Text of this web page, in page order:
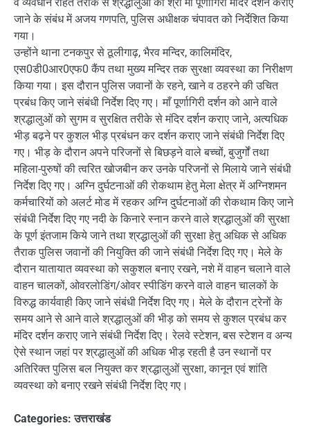
जाने के संबंध में अजय गणपति, पुलिस अधीक्षक चंपावत को निर्देशित किया
गया।
उन्होंने थाना टनकपुर से ठूलीगाढ़, भैरव मन्दिर, कालिमंदिर,
एस0डी0आर0एफ0 कैंप तथा मुख्य मन्दिर तक सुरक्षा व्यवस्था का निरीक्षण
किया गया। इस दौरान पुलिस जवानों के रहने, खाने व ठहरने की उचित
प्रबंध किए जाने संबंधी निर्देश दिए गए। माँ पूर्णागिरी दर्शन को आने वाले
श्रद्धालुओं को सुगम व सुरक्षित तरीके से मंदिर दर्शन कराए जाने, अत्यधिक
भीड़ बढ़ने पर कुशल भीड़ प्रबंधन कर दर्शन कराए जाने संबंधी निर्देश दिए
गए। भीड़ के दौरान अपने परिजनों से बिछड़ने वाले बच्चों, बुजुर्गों तथा
महिला-पुरुषों की त्वरित खोजबीन कर उनके परिजनों से मिलाये जाने संबंधी
निर्देश दिए गए। अग्नि दुर्घटनाओं की रोकथाम हेतु मेला क्षेत्र में अग्निशमन
कर्मचारियों को अलर्ट मोड में रहकर अग्नि दुर्घटनाओं की रोकथाम किए जाने
संबंधी निर्देश दिए गए नदी के किनारे स्नान करने वाले श्रद्धालुओं की सुरक्षा
के पूर्ण इंतजाम किये जाने तथा श्रद्धालुओं की सुरक्षा हेतु अधिक से अधिक
तैराक पुलिस जवानों की नियुक्ति की जाने संबंधी निर्देश दिए गए। मेले के
दौरान यातायात व्यवस्था को सकुशल बनाए रखने, नशे में वाहन चलाने वाले
वाहन चालकों, ओवरलोडिंग/ओवर स्पीडिंग करने वाले वाहन चालकों के
विरुद्ध कार्यवाही किए जाने संबंधी निर्देश दिए गए। मेले के दौरान ट्रेनों के
समय आने से आने वाले श्रद्धालुओं की भीड़ को समय से कुशल प्रबंध कर
मंदिर दर्शन कराए जाने संबंधी निर्देश दिए। रेलवे स्टेशन, बस स्टेशन व अन्य
ऐसे स्थान जहां पर श्रद्धालुओं की अधिक भीड़ रहती है उन स्थानों पर
अतिरिक्त पुलिस बल नियुक्त कर श्रद्धालुओं सुरक्षा, कानून एवं शांति
व्यवस्था को बनाए रखने संबंधी निर्देश दिए गए।
Categories:उत्तराखंड